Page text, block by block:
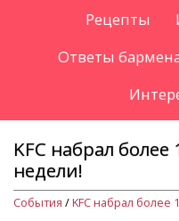
Рецепты
Ответы
KFC набрал
недели!
События /